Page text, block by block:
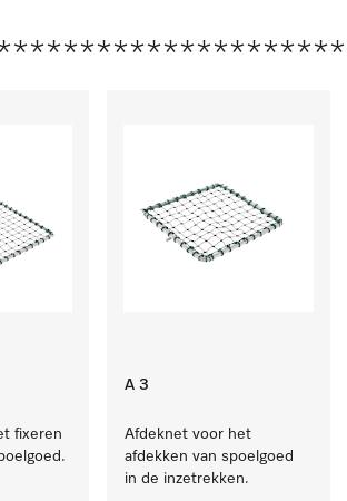
fixeren
A 3
Afdeknet voor het
afdekken van spoelgoed
in de inzetrekken.